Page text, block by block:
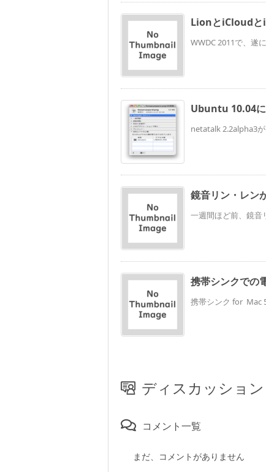
LionとiCloudと
WWDC 2011で、遂
Ubuntu 10.04
netatalk 2.2alpha3
鏡音リン・レン
一週間ほど前、鏡音
携帯シンクでの
携帯シンク for Mac
ディスカッション
コメント一覧
まだ、コメントがありません